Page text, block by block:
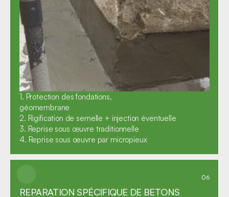
1. Protection des fondations,
géomembrane
2. Rigification de semelle + injection éventuelle
3. Reprise sous œuvre traditionnelle
4. Reprise sous oeuvre par micropieux
06
REPARATION SPÉCIFIQUE DE BETONS